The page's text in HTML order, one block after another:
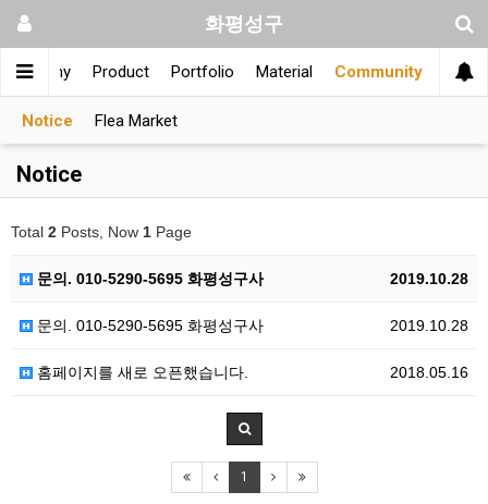
화평성구
Company Product Portfolio Material Community
Notice Flea Market
Notice
Total 2 Posts, Now 1 Page
2019.10.28
문의. 010-5290-5695 화평성구사
2019.10.28
문의. 010-5290-5695 화평성구사
2018.05.16
홈페이지를 새로 오픈했습니다.
1